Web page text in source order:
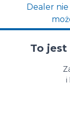
Dealer
To
i